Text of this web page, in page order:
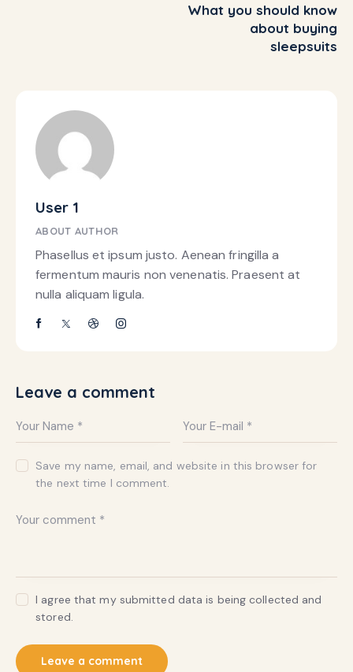
What you should know
about buying
sleepsuits
User 1
ABOUT AUTHOR
Phasellus et ipsum justo. Aenean fringilla a
fermentum mauris non venenatis. Praesent at
nulla aliquam ligula.
Leave a comment
Save my name, email, and website in this browser for
the next time I comment.
I agree that my submitted data is being collected and
stored.